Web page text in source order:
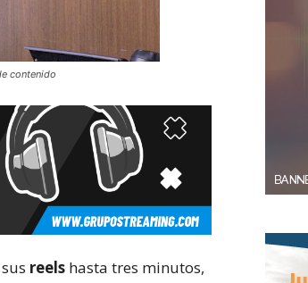
contenido
reels hasta tres minutos,